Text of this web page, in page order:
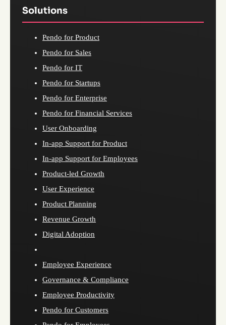
Solutions
Pendo for Product
Pendo for Sales
Pendo for IT
Pendo for Startups
Pendo for Enterprise
Pendo for Financial Services
User Onboarding
In-app Support for Product
In-app Support for Employees
Product-led Growth
User Experience
Product Planning
Revenue Growth
Digital Adoption
Employee Experience
Governance & Compliance
Employee Productivity
Pendo for Customers